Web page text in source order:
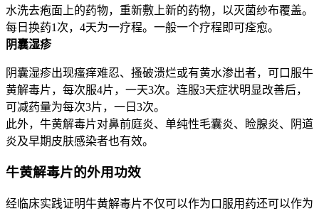
水洗去疱面上的药物，重新敷上新的药物，以灭菌纱布覆盖。
每日换药1次，4天为一疗程。一般一个疗程即可痊愈。
阴囊湿疹
阴囊湿疹出现瘙痒难忍、搔破溃烂或有黄水渗出者，可口服牛
黄解毒片，每次服4片，一天3次。连服3天症状明显改善后，
可减药量为每次3片，一日3次。
此外，牛黄解毒片对鼻前庭炎、单纯性毛囊炎、睑腺炎、阴道
炎及早期皮肤感染者也有效。
牛黄解毒片的外用功效
经临床实践证明牛黄解毒片不仅可以作为口服用药还可以作为